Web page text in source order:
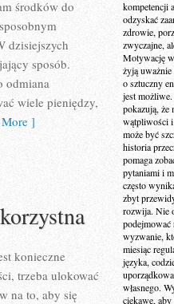
środków do
dzisiejszych
sposób.
odmiana
wiele pieniędzy,
]
konieczne
trzeba ulokować
na to, aby się
kompetencji
odzyskać
zdrowie,
zwyczajne,
Motywację
żyją
o sztuczny
jest
pokazują, że
wątpliwości i
może być
historia
pomaga
pytaniami i
często
zbyt
rozwija. Nie
podejmować
wyzwanie,
miesiąc
języka,
własnego.
ciekawe, aby